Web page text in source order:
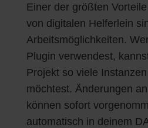
Einer der größten
von digitalen Helferlein
Arbeitsmöglichkeiten.
Plugin verwendest,
Projekt so viele
möchtest. Änderungen
können sofort
automatisch in deinem